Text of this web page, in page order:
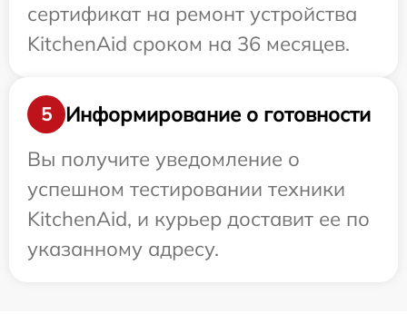
сертификат на ремонт устройства
KitchenAid сроком на 36 месяцев.
5
Информирование о готовности
Вы получите уведомление о
успешном тестировании техники
KitchenAid, и курьер доставит ее по
указанному адресу.